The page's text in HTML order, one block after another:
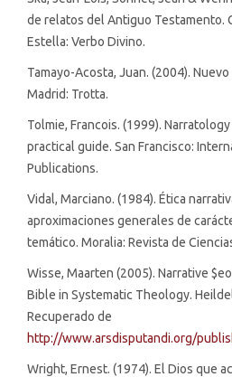
de relatos del Antiguo Testamento.
Estella: Verbo Divino.
Tamayo-Acosta, Juan. (2004).
Madrid: Trotta.
Tolmie, Francois. (1999).
practical guide. San Francisco:
Publications.
Vidal, Marciano. (1984). Ética
aproximaciones generales de
temático. Moralia: Revista de
Wisse, Maarten (2005). Narrative
Bible in Systematic Theology.
Recuperado de
http://www.arsdisputandi.org/
Wright, Ernest. (1974). El Dios que